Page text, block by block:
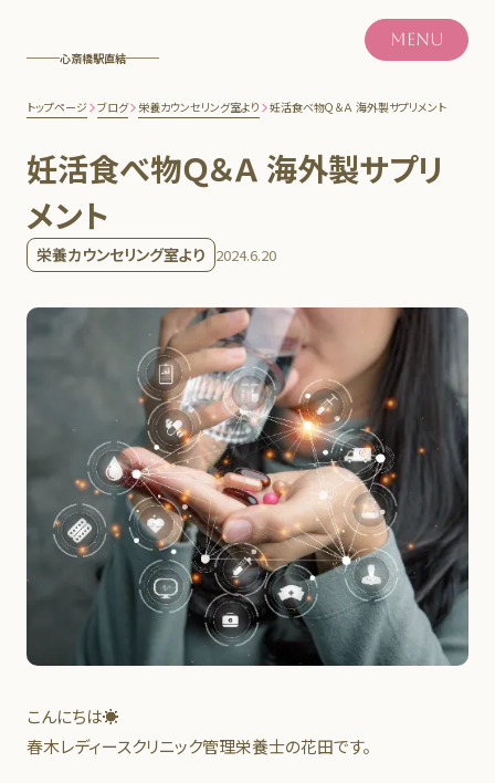
心斎橋駅直結
MENU
トップページ ブログ 栄養カウンセリング室より 妊活食べ物Ｑ＆Ａ 海外製サプリメント
妊活食べ物Ｑ＆Ａ 海外製サプリ
メント
栄養カウンセリング室より 2024.6.20
こんにちは☀
春木レディースクリニック管理栄養士の花田です。